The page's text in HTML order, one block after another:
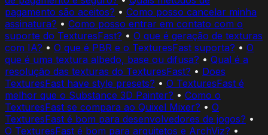
pagamento são aceitos? • Como posso cancelar minha
assinatura? • Como posso entrar em contato com o
suporte do TexturesFast? • O que é geração de texturas
com IA? • O que é PBR e o TexturesFast suporta? • O
que é uma textura albedo, base ou difusa? • Qual é a
resolução das texturas do TexturesFast? • Does
TexturesFast have style presets? • O TexturesFast é
melhor que o Substance 3D Painter? • Como o
TexturesFast se compara ao Quixel Mixer? • O
TexturesFast é bom para desenvolvedores de jogos? •
O TexturesFast é bom para arquitetos e ArchViz? •